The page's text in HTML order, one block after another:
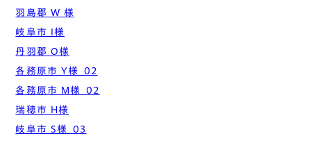
羽島郡 W 様
岐阜市 I様
丹羽郡 O様
各務原市 Y様_02
各務原市 M様_02
瑞穂市 H様
岐阜市 S様_03